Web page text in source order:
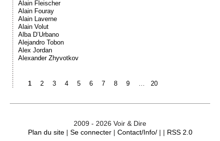
Alain Fleischer
Alain Fouray
Alain Laverne
Alain Volut
Alba D’Urbano
Alejandro Tobon
Alex Jordan
Alexander Zhyvotkov
1 2 3 4 5 6 7 8 9 … 20
2009 - 2026 Voir & Dire
Plan du site| Se connecter| Contact/Info/| | RSS 2.0